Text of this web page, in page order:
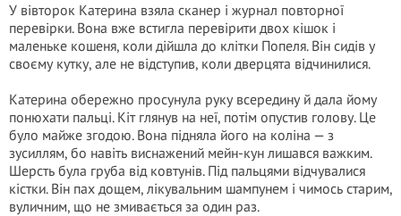
У вівторок Катерина взяла сканер і журнал повторної
перевірки. Вона вже встигла перевірити двох кішок і
маленьке кошеня, коли дійшла до клітки Попеля. Він сидів у
своєму кутку, але не відступив, коли дверцята відчинилися.
Катерина обережно просунула руку всередину й дала йому
понюхати пальці. Кіт глянув на неї, потім опустив голову. Це
було майже згодою. Вона підняла його на коліна — з
зусиллям, бо навіть виснажений мейн-кун лишався важким.
Шерсть була груба від ковтунів. Під пальцями відчувалися
кістки. Він пах дощем, лікувальним шампунем і чимось старим,
вуличним, що не змивається за один раз.